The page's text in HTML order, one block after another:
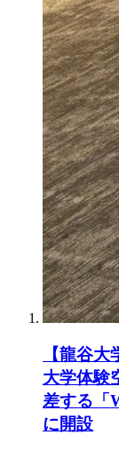
【龍谷
大学体験
差する「
に開設